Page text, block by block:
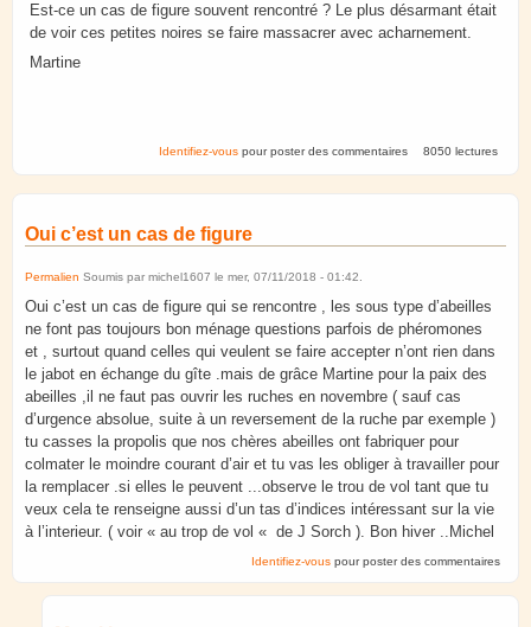
Est-ce un cas de figure souvent rencontré ? Le plus désarmant était
de voir ces petites noires se faire massacrer avec acharnement.
Martine
Identifiez-vous pour poster des commentaires 8050 lectures
Oui c’est un cas de figure
Permalien Soumis par michel1607 le mer, 07/11/2018 - 01:42
Oui c’est un cas de figure qui se rencontre , les sous type d’abeilles
ne font pas toujours bon ménage questions parfois de phéromones
et , surtout quand celles qui veulent se faire accepter n’ont rien dans
le jabot en échange du gîte .mais de grâce Martine pour la paix des
abeilles ,il ne faut pas ouvrir les ruches en novembre ( sauf cas
d’urgence absolue, suite à un reversement de la ruche par exemple )
tu casses la propolis que nos chères abeilles ont fabriquer pour
colmater le moindre courant d’air et tu vas les obliger à travailler pour
la remplacer .si elles le peuvent ...observe le trou de vol tant que tu
veux cela te renseigne aussi d’un tas d’indices intéressant sur la vie
à l’interieur. ( voir « au trop de vol « de J Sorch ). Bon hiver ..Michel
Identifiez-vous pour poster des commentaires